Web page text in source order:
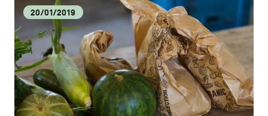
20/01/2019